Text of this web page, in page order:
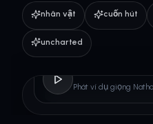
nhân vật cuốn hút
uncharted
Phát ví dụ giọng